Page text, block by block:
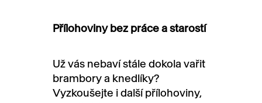
Přílohoviny bez práce a starostí
Už vás nebaví stále dokola vařit
brambory a knedlíky?
Vyzkoušejte i další přílohoviny,